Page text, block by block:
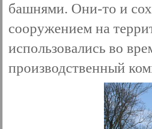
башнями. Они-то и
сооружением на
использовались во
производственный